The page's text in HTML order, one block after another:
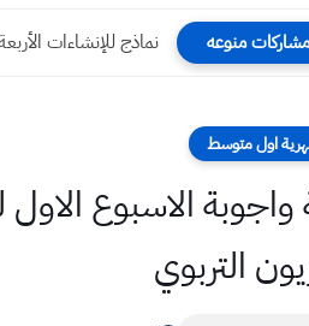
منوعه نماذج للإنشاءات الأربعة
اول متوسط
التربوي